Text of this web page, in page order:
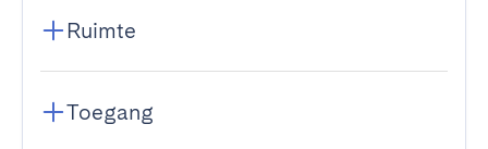
Ruimte
Toegang